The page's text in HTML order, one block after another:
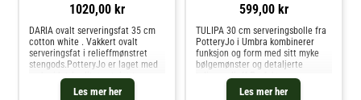
1020,00 kr
Les mer her
DARIA ovalt serveringsfat 35 cm
cotton white . Vakkert ovalt
serveringsfat i relieffmønstret
stengods.PotteryJo er laget med
keramikk - skapt, brent og
599,00 kr
Les mer her
TULIPA 30 cm serveringsbolle fra
PotteryJo i Umbra kombinerer
funksjon og form med sitt myke
bølgemønster og detaljerte
salatskål, fruktskål eller